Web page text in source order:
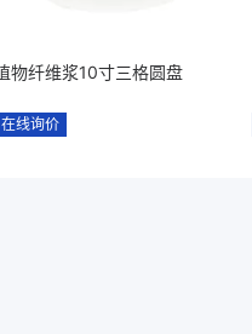
物纤维浆10寸三格圆盘
在线询价